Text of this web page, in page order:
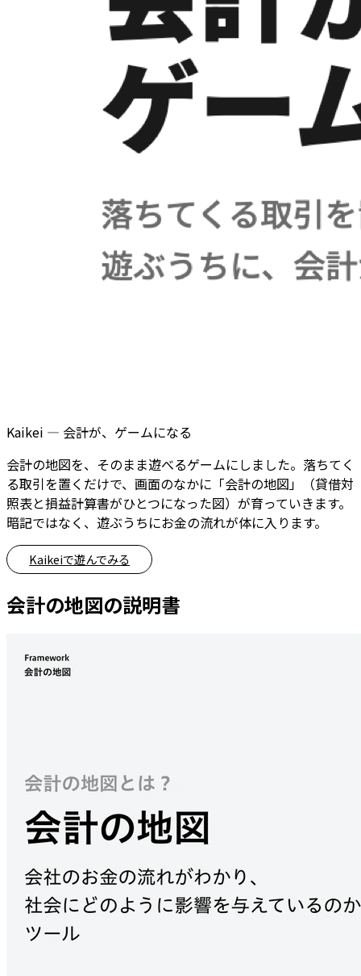
Kaikei — 会計が、ゲームになる
会計の地図を、そのまま遊べるゲームにしました。落ちてく
る取引を置くだけで、画面のなかに「会計の地図」（貸借対
照表と損益計算書がひとつになった図）が育っていきます。
暗記ではなく、遊ぶうちにお金の流れが体に入ります。
Kaikeiで遊んでみる
会計の地図の説明書